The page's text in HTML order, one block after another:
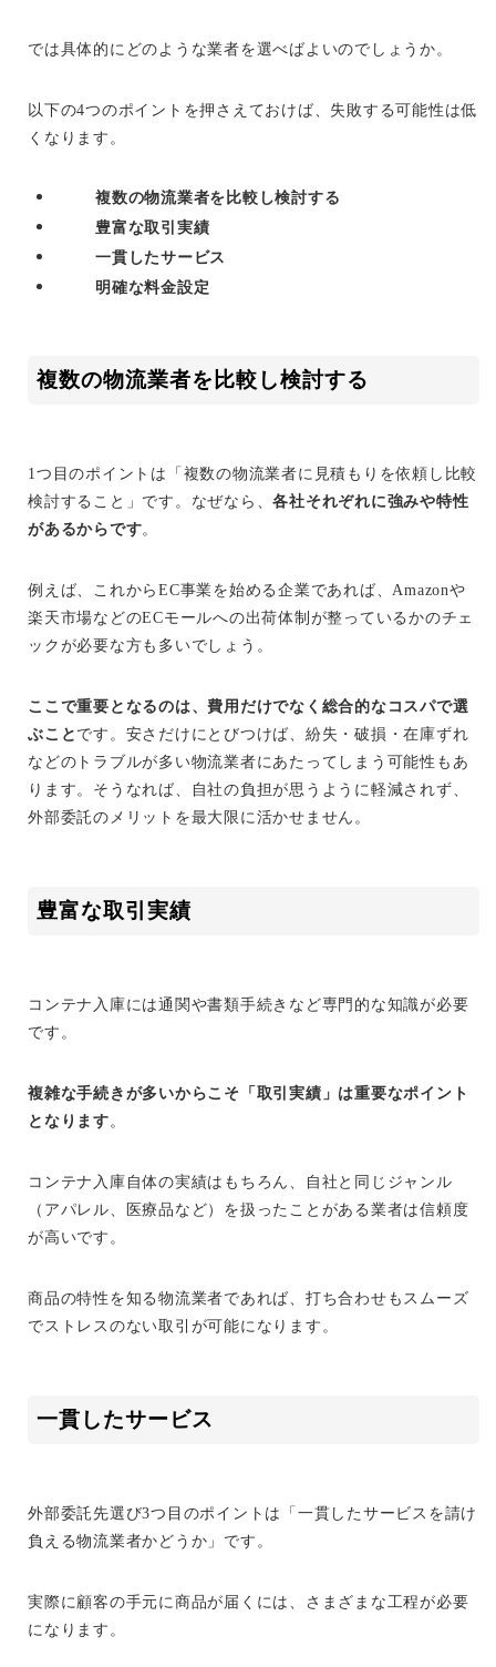
では具体的にどのような業者を選べばよいのでしょうか。
以下の4つのポイントを押さえておけば、失敗する可能性は低
くなります。
複数の物流業者を比較し検討する
豊富な取引実績
一貫したサービス
明確な料金設定
複数の物流業者を比較し検討する
1つ目のポイントは「複数の物流業者に見積もりを依頼し比較
検討すること」です。なぜなら、各社それぞれに強みや特性
があるからです。
例えば、これからEC事業を始める企業であれば、Amazonや
楽天市場などのECモールへの出荷体制が整っているかのチェ
ックが必要な方も多いでしょう。
ここで重要となるのは、費用だけでなく総合的なコスパで選
ぶこと です。安さだけにとびつけば、紛失・破損・在庫ずれ
などのトラブルが多い物流業者にあたってしまう可能性もあ
ります。そうなれば、自社の負担が思うように軽減されず、
外部委託のメリットを最大限に活かせません。
豊富な取引実績
コンテナ入庫には通関や書類手続きなど専門的な知識が必要
です。
複雑な手続きが多いからこそ「取引実績」は重要なポイント
となります 。
コンテナ入庫自体の実績はもちろん、自社と同じジャンル
（アパレル、医療品など）を扱ったことがある業者は信頼度
が高いです。
商品の特性を知る物流業者であれば、打ち合わせもスムーズ
でストレスのない取引が可能になります。
一貫したサービス
外部委託先選び3つ目のポイントは「一貫したサービスを請け
負える物流業者かどうか」です。
実際に顧客の手元に商品が届くには、さまざまな工程が必要
になります。